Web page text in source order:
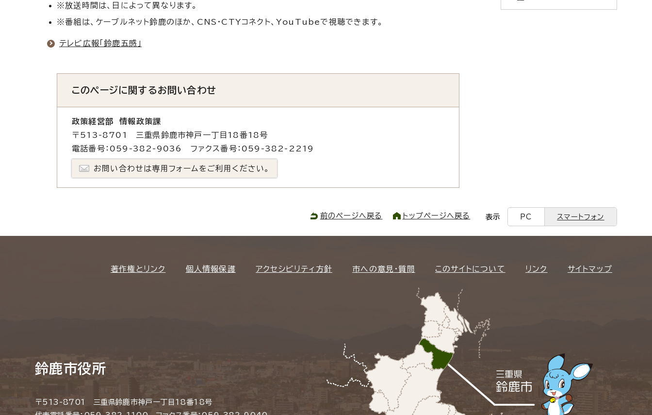
※放送時間は、日によって異なります。
※番組は、ケーブルネット鈴鹿のほか、CNS・CTYコネクト、YouTubeで視聴できます。
テレビ広報「鈴鹿五感」
このページに関するお問い合わせ
政策経営部 情報政策課
〒513-8701 三重県鈴鹿市神戸一丁目18番18号
電話番号：059-382-9036 ファクス番号：059-382-2219
お問い合わせは専用フォームをご利用ください。
前のページへ戻る トップページへ戻る 表示 PC スマートフォン
著作権とリンク 個人情報保護 アクセシビリティ方針 市への意見・質問 このサイトについて リンク サイトマップ
鈴鹿市役所
〒513-8701 三重県鈴鹿市神戸一丁目18番18号